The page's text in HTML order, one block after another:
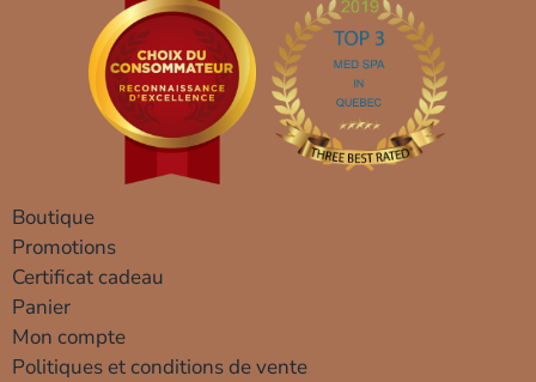
Boutique
Promotions
Certificat cadeau
Panier
Mon compte
Politiques et conditions de vente